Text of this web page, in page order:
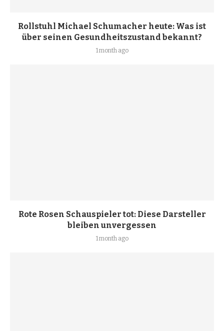
Rollstuhl Michael Schumacher heute: Was ist
über seinen Gesundheitszustand bekannt?
1 month ago
Rote Rosen Schauspieler tot: Diese Darsteller
bleiben unvergessen
1 month ago